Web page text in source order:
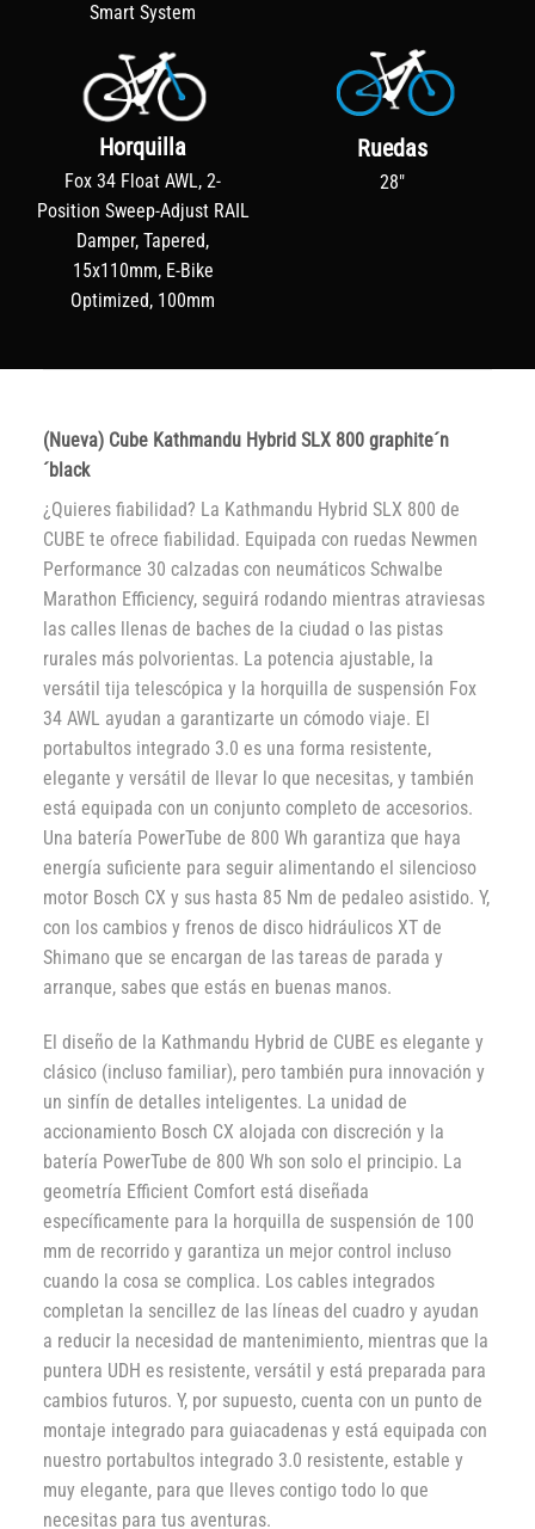
Smart System
Horquilla
Fox 34 Float AWL, 2-
Position Sweep-Adjust RAIL
Damper, Tapered,
15x110mm, E-Bike
Optimized, 100mm
Ruedas
28"
(Nueva) Cube Kathmandu Hybrid SLX 800 graphite´n
´black
¿Quieres fiabilidad? La Kathmandu Hybrid SLX 800 de
CUBE te ofrece fiabilidad. Equipada con ruedas Newmen
Performance 30 calzadas con neumáticos Schwalbe
Marathon Efficiency, seguirá rodando mientras atraviesas
las calles llenas de baches de la ciudad o las pistas
rurales más polvorientas. La potencia ajustable, la
versátil tija telescópica y la horquilla de suspensión Fox
34 AWL ayudan a garantizarte un cómodo viaje. El
portabultos integrado 3.0 es una forma resistente,
elegante y versátil de llevar lo que necesitas, y también
está equipada con un conjunto completo de accesorios.
Una batería PowerTube de 800 Wh garantiza que haya
energía suficiente para seguir alimentando el silencioso
motor Bosch CX y sus hasta 85 Nm de pedaleo asistido. Y,
con los cambios y frenos de disco hidráulicos XT de
Shimano que se encargan de las tareas de parada y
arranque, sabes que estás en buenas manos.
El diseño de la Kathmandu Hybrid de CUBE es elegante y
clásico (incluso familiar), pero también pura innovación y
un sinfín de detalles inteligentes. La unidad de
accionamiento Bosch CX alojada con discreción y la
batería PowerTube de 800 Wh son solo el principio. La
geometría Efficient Comfort está diseñada
específicamente para la horquilla de suspensión de 100
mm de recorrido y garantiza un mejor control incluso
cuando la cosa se complica. Los cables integrados
completan la sencillez de las líneas del cuadro y ayudan
a reducir la necesidad de mantenimiento, mientras que la
puntera UDH es resistente, versátil y está preparada para
cambios futuros. Y, por supuesto, cuenta con un punto de
montaje integrado para guiacadenas y está equipada con
nuestro portabultos integrado 3.0 resistente, estable y
muy elegante, para que lleves contigo todo lo que
necesitas para tus aventuras.